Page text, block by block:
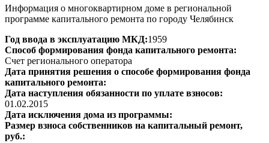
Информация о многоквартирном доме в региональной
программе капитального ремонта по городу Челябинск
Год ввода в эксплуатацию МКД:1959
Способ формирования фонда капитального ремонта:
Счет регионального оператора
Дата принятия решения о способе формирования фонда
капитального ремонта:
Дата наступления обязанности по уплате взносов:
01.02.2015
Дата исключения дома из программы:
Размер взноса собственников на капитальный ремонт,
руб.: